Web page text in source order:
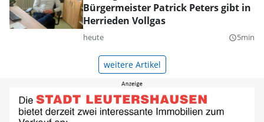
Bürgermeister Patrick Peters gibt in
Herrieden Vollgas
heute query_builder5min
weitere Artikel